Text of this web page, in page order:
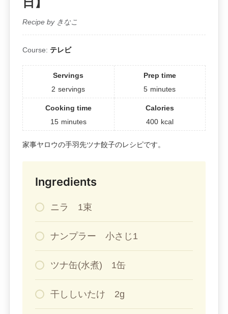
Recipe by きなこ
Course: テレビ
Servings
2 servings
Prep time
5 minutes
Cooking time
15 minutes
Calories
400 kcal
家事ヤロウの手羽先ツナ餃子のレシピです。
Ingredients
ニラ 1束
ナンプラー 小さじ1
ツナ缶(水煮) 1缶
干ししいたけ 2g